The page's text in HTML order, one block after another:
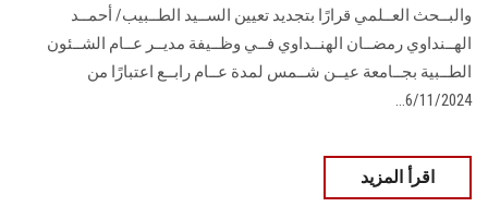
والبــحث العــلمي قرارًا بتجديد تعيين الســيد الطــبيب/ أحمــد
الهــنداوي رمضــان الهنــداوي فــي وظــيفة مديــر عــام الشــئون
الطــبية بجــامعة عيــن شــمس لمدة عــام رابــع اعتبارًا من
6/11/2024...
اقرأ المزيد